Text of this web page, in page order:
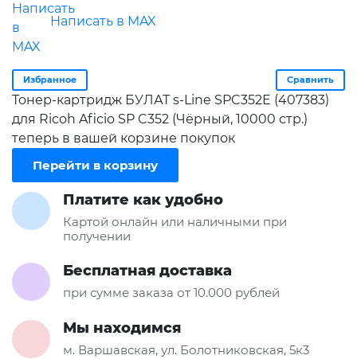
Написать в MAX
Избранное Сравнить
Тонер-картридж БУЛАТ s-Line SPC352E (407383)
для Ricoh Aficio SP C352 (Чёрный, 10000 стр.)
теперь в вашей корзине покупок
Перейти в корзину
Платите как удобно
Картой онлайн или наличными при
получении
Бесплатная доставка
при сумме заказа от 10.000 рублей
Мы находимся
м. Варшавская, ул. Болотниковская, 5к3